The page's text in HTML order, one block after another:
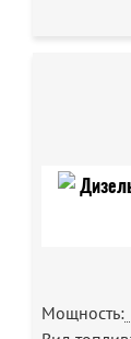
Мощность: